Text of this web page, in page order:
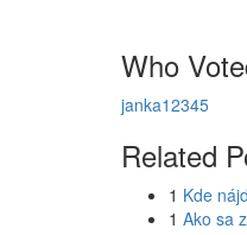
Who
janka12345
Related
1 Kde
1 Ako sa